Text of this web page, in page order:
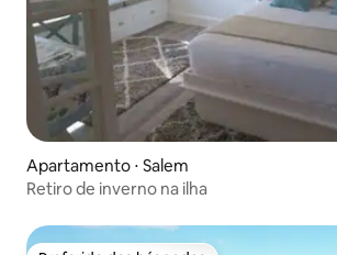
Apartamento ⋅ Salem
Retiro de inverno na ilha